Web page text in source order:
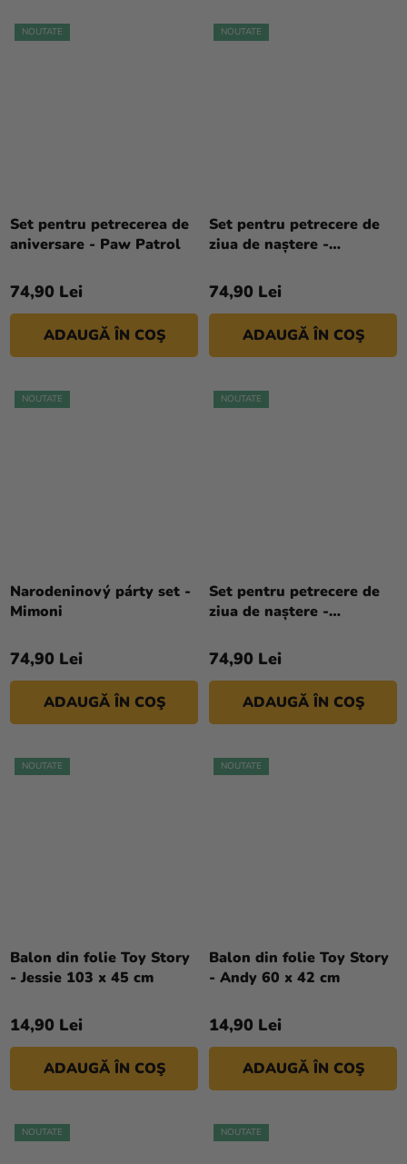
NOUTATE
Set pentru petrecerea de
aniversare - Paw Patrol
74,90 Lei
ADAUGĂ ÎN COŞ
NOUTATE
Set pentru petrecere de
ziua de naștere -
74,90 Lei
ADAUGĂ ÎN COŞ
NOUTATE
Narodeninový párty set -
Mimoni
74,90 Lei
ADAUGĂ ÎN COŞ
NOUTATE
Set pentru petrecere de
ziua de naștere -
74,90 Lei
ADAUGĂ ÎN COŞ
NOUTATE
Balon din folie Toy Story
- Jessie 103 x 45 cm
14,90 Lei
ADAUGĂ ÎN COŞ
NOUTATE
Balon din folie Toy Story
- Andy 60 x 42 cm
14,90 Lei
ADAUGĂ ÎN COŞ
NOUTATE NOUTATE